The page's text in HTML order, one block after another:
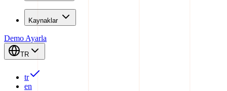
Kaynaklar
Demo Ayarla
TR
tr
en